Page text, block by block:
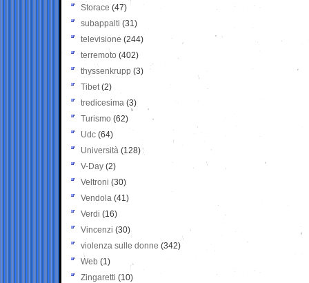
Storace (47)
subappalti (31)
televisione(244)
terremoto (402)
thyssenkrupp (3)
Tibet(2)
tredicesima (3)
Turismo (62)
Udc (64)
Università (128)
V-Day (2)
Veltroni (30)
Vendola (41)
Verdi (16)
Vincenzi (30)
violenza sulle donne (342)
Web (1)
Zingaretti (10)